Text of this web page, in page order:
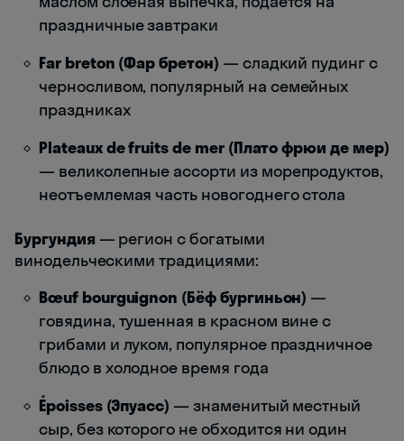
праздничные завтраки
Far breton (Фар бретон) — сладкий пудинг с
черносливом, популярный на семейных
праздниках
Plateaux de fruits de mer (Плато фрюи де мер)
— великолепные ассорти из морепродуктов,
неотъемлемая часть новогоднего стола
Бургундия — регион с богатыми
винодельческими традициями:
Bœuf bourguignon (Бёф бургиньон) —
говядина, тушенная в красном вине с
грибами и луком, популярное праздничное
блюдо в холодное время года
Époisses (Эпуасс) — знаменитый местный
сыр, без которого не обходится ни один